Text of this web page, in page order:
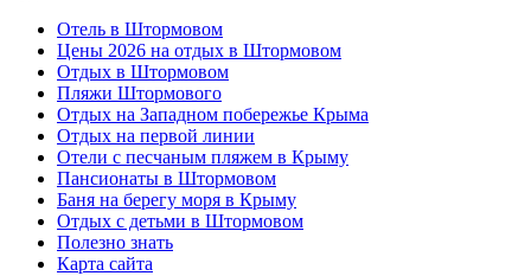
Отель в Штормовом
Цены 2026 на отдых в Штормовом
Отдых в Штормовом
Пляжи Штормового
Отдых на Западном побережье Крыма
Отдых на первой линии
Отели с песчаным пляжем в Крыму
Пансионаты в Штормовом
Баня на берегу моря в Крыму
Отдых с детьми в Штормовом
Полезно знать
Карта сайта